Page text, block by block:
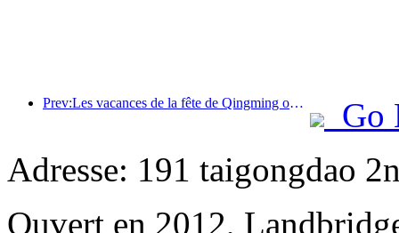
Prev:Les vacances de la fête de Qingming ont entraîné une forte hausse des voyages en raison des congés prolongés, les excursions et l'observation des fleurs ayant stimulé le nombre de visiteurs dans de nombreuses villes.
Go
Adresse: 191 taigongdao
Ouvert en 2012,